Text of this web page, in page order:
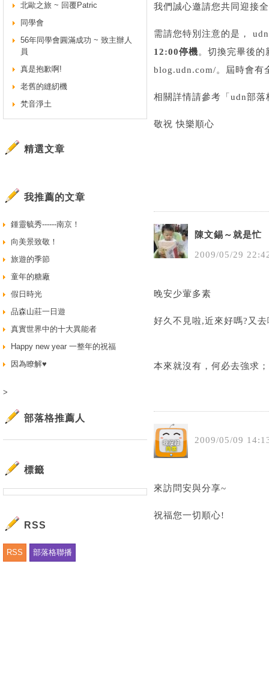
我們誠心邀請您共同迎接
需請您特別注意的是，
12:00停機。切換完畢後
blog.udn.com/。屆時會有
相關詳情請參考「 udn部落
敬祝 快樂順心
陳文錫～就是忙
2009/05/29 22:
晚安少葷多素
好久不見啦,近來好嗎?又
本來就沒有，何必去強求
2009/05/09 14:
來訪問安與分享~
祝福您一切順心!
北歐之旅 ~ 回覆Patric
同學會
56年同學會圓滿成功 ~ 致主辦人
員
真是抱歉啊!
老舊的縫紉機
梵音淨土
精選文章
我推薦的文章
鍾靈毓秀------南京！
向美景致敬！
旅遊的季節
童年的糖廠
假日時光
品森山莊一日遊
真實世界中的十大異能者
Happy new year 一整年的祝福
因為瞭解♥
>
部落格推薦人
標籤
RSS
RSS 部落格聯播